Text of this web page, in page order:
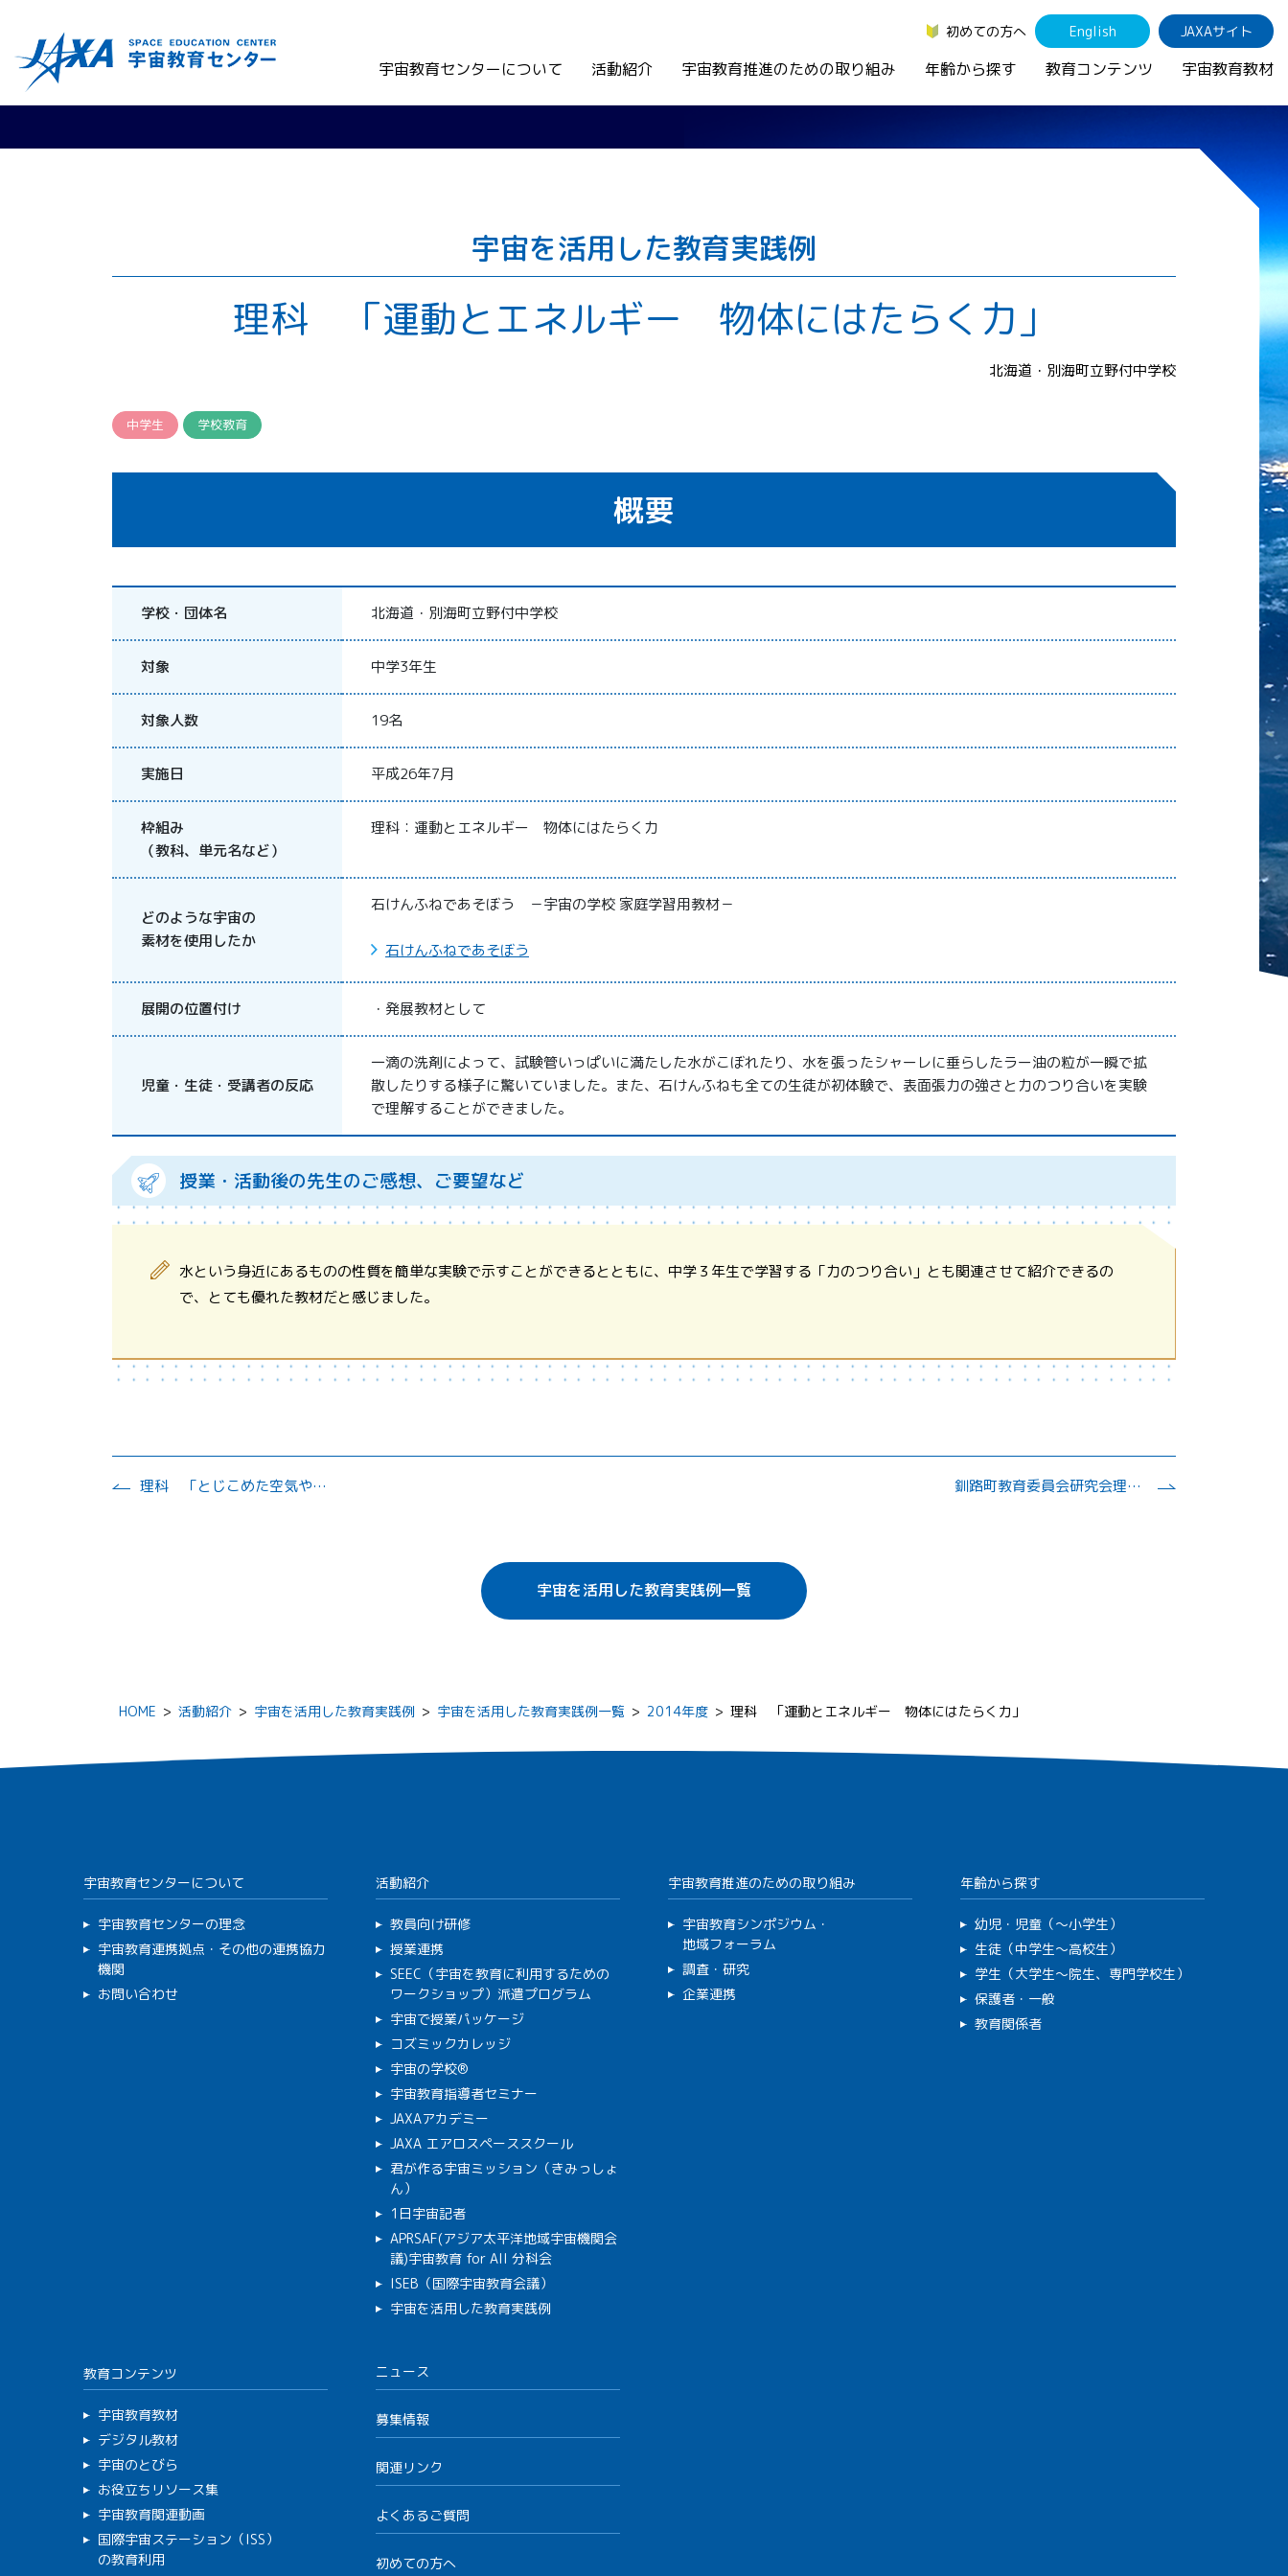
初めての方へ English JAXAサイト
宇宙教育センターについて 活動紹介 宇宙教育推進のための取り組み 年齢から探す 教育コンテンツ 宇宙教育教材
宇宙を活用した教育実践例
理科 「運動とエネルギー 物体にはたらく力」
北海道・別海町立野付中学校
中学生 学校教育
概要
学校・団体名 北海道・別海町立野付中学校
対象 中学3年生
対象人数 19名
実施日 平成26年7月
枠組み
（教科、単元名など）
理科：運動とエネルギー 物体にはたらく力
どのような宇宙の
素材を使用したか
石けんふねであそぼう －宇宙の学校 家庭学習用教材－
石けんふねであそぼう
展開の位置付け ・発展教材として
児童・生徒・受講者の反応
一滴の洗剤によって、試験管いっぱいに満たした水がこぼれたり、水を張ったシャーレに垂らしたラー油の粒が一瞬で拡
散したりする様子に驚いていました。また、石けんふねも全ての生徒が初体験で、表面張力の強さと力のつり合いを実験
で理解することができました。
授業・活動後の先生のご感想、ご要望など
水という身近にあるものの性質を簡単な実験で示すことができるとともに、中学３年生で学習する「力のつり合い」とも関連させて紹介できるの
で、とても優れた教材だと感じました。
理科 「とじこめた空気や水」 釧路町教育委員会研究会理科部会
宇宙を活用した教育実践例一覧
HOME > 活動紹介 > 宇宙を活用した教育実践例 > 宇宙を活用した教育実践例一覧 > 2014年度 > 理科 「運動とエネルギー 物体にはたらく力」
宇宙教育センターについて
宇宙教育センターの理念
宇宙教育連携拠点・その他の連携協力
機関
お問い合わせ
活動紹介
教員向け研修
授業連携
SEEC（宇宙を教育に利用するための
ワークショップ）派遣プログラム
宇宙で授業パッケージ
コズミックカレッジ
宇宙の学校®
宇宙教育指導者セミナー
JAXAアカデミー
JAXA エアロスペーススクール
君が作る宇宙ミッション（きみっしょ
ん）
1日宇宙記者
APRSAF(アジア太平洋地域宇宙機関会
議)宇宙教育 for All 分科会
ISEB（国際宇宙教育会議）
宇宙を活用した教育実践例
宇宙教育推進のための取り組み
宇宙教育シンポジウム・
地域フォーラム
調査・研究
企業連携
年齢から探す
幼児・児童（～小学生）
生徒（中学生～高校生）
学生（大学生～院生、専門学校生）
保護者・一般
教育関係者
教育コンテンツ
宇宙教育教材
デジタル教材
宇宙のとびら
お役立ちリソース集
宇宙教育関連動画
国際宇宙ステーション（ISS）
の教育利用
ニュース
募集情報
関連リンク
よくあるご質問
初めての方へ